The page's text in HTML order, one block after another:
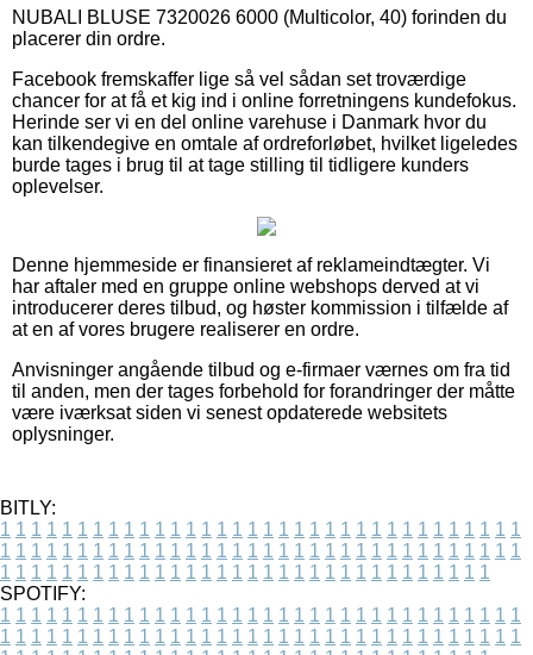
NUBALI BLUSE 7320026 6000 (Multicolor, 40) forinden du
placerer din ordre.
Facebook fremskaffer lige så vel sådan set troværdige
chancer for at få et kig ind i online forretningens kundefokus.
Herinde ser vi en del online varehuse i Danmark hvor du
kan tilkendegive en omtale af ordreforløbet, hvilket ligeledes
burde tages i brug til at tage stilling til tidligere kunders
oplevelser.
Denne hjemmeside er finansieret af reklameindtægter. Vi
har aftaler med en gruppe online webshops derved at vi
introducerer deres tilbud, og høster kommission i tilfælde af
at en af vores brugere realiserer en ordre.
Anvisninger angående tilbud og e-firmaer værnes om fra tid
til anden, men der tages forbehold for forandringer der måtte
være iværksat siden vi senest opdaterede websitets
oplysninger.
BITLY:
1 1 1 1 1 1 1 1 1 1 1 1 1 1 1 1 1 1 1 1 1 1 1 1 1 1 1 1 1 1 1 1 1 1
1 1 1 1 1 1 1 1 1 1 1 1 1 1 1 1 1 1 1 1 1 1 1 1 1 1 1 1 1 1 1 1 1 1
1 1 1 1 1 1 1 1 1 1 1 1 1 1 1 1 1 1 1 1 1 1 1 1 1 1 1 1 1 1 1 1
SPOTIFY:
1 1 1 1 1 1 1 1 1 1 1 1 1 1 1 1 1 1 1 1 1 1 1 1 1 1 1 1 1 1 1 1 1 1
1 1 1 1 1 1 1 1 1 1 1 1 1 1 1 1 1 1 1 1 1 1 1 1 1 1 1 1 1 1 1 1 1 1